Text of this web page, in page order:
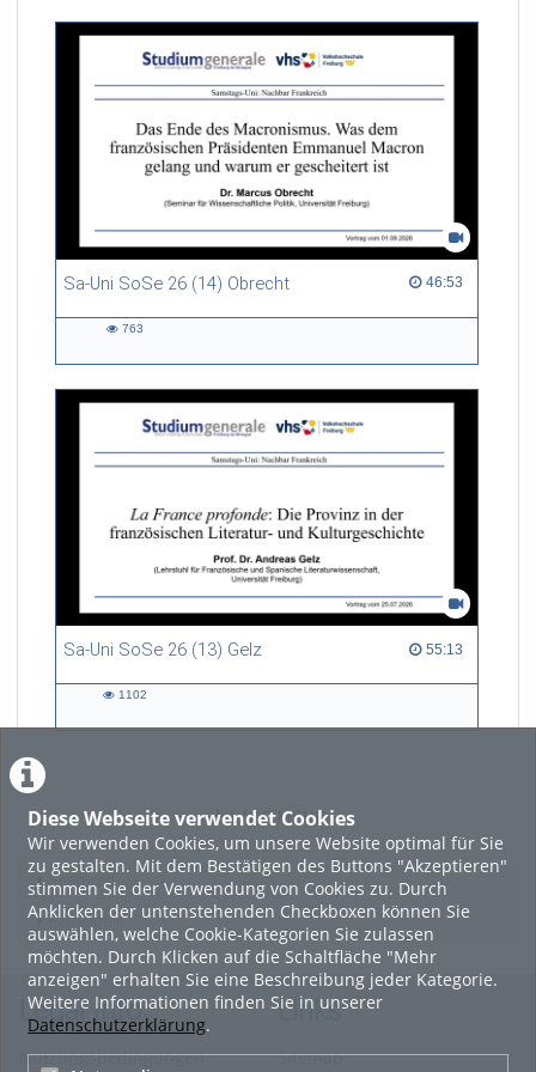
Diese Webseite verwendet Cookies
Wir verwenden Cookies, um unsere Website optimal für Sie
zu gestalten. Mit dem Bestätigen des Buttons "Akzeptieren"
stimmen Sie der Verwendung von Cookies zu. Durch
Anklicken der untenstehenden Checkboxen können Sie
auswählen, welche Cookie-Kategorien Sie zulassen
möchten. Durch Klicken auf die Schaltfläche "Mehr
anzeigen" erhalten Sie eine Beschreibung jeder Kategorie.
Weitere Informationen finden Sie in unserer
Datenschutzerklärung.
Sa-Uni SoSe 26 (14) Obrecht 46:53
46:53 duration
763
Sa-Uni SoSe 26 (13) Gelz 55:13
55:13 duration
1102
LADE MEHR
Featured
Beliebtheit
Legal Info
Nutzungsbedingungen
Links
Sitemap